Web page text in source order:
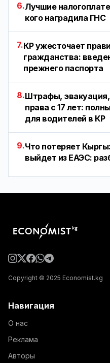
6.Лучшие
кого наградила ГНС
7.КР ужесточает
гражданства:
прежнего паспорта
8.Штрафы,
права с 17 лет:
для водителей в КР
9.Что потеряет
выйдет из ЕАЭС:
Copyright © 2025 Economist.kg
Навигация
О нас
Реклама
Авторы